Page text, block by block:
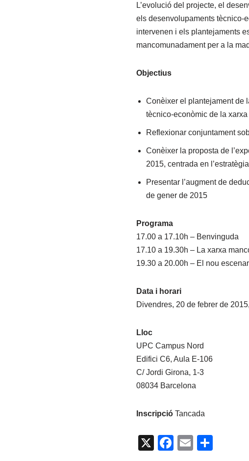
L’evolució del projecte, el
els desenvolupaments tècnico-
intervenen i els plantejaments
mancomunadament per a la
Objectius
Conèixer el plantejament de
tècnico-econòmic de la
Reflexionar conjuntament
Conèixer la proposta de
2015, centrada en
Presentar l’augment de
de gener de 2015
Programa
17.00 a 17.10h – Benvinguda
17.10 a 19.30h – La xarxa
19.30 a 20.00h – El nou
Data i horari
Divendres, 20 de febrer de
Lloc
UPC Campus Nord
Edifici C6, Aula E-106
C/ Jordi Girona, 1-3
08034 Barcelona
InscripcióTancada
X
F
E